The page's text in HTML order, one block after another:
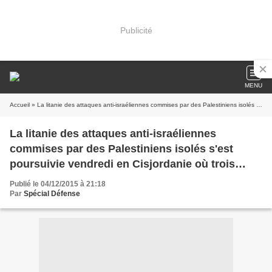
Publicité
MENU
Accueil » La litanie des attaques anti-israéliennes commises par des Palestiniens isolés s'est poursuivie vendredi en Cisjordanie où trois nouveaux attentats ont fait quatre blessés israéliens avant que leurs assaillants ne soient abattus
La litanie des attaques anti-israéliennes
commises par des Palestiniens isolés s'est
poursuivie vendredi en Cisjordanie où trois
nouveaux attentats ont fait quatre blessés
israéliens avant que leurs assaillants ne soient
abattus
Publié le 04/12/2015 à 21:18
Par Spécial Défense